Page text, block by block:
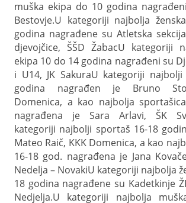
muška ekipa do 10 godina
Bestovje.U kategoriji najbolja
godina nagrađene su Atletska
djevojčice, ŠŠD ŽabacU kategoriji
ekipa 10 do 14 godina nagrađeni su
i U14, JK SakuraU kategoriji najbolji
godina nagrađen je Bruno
Domenica, a kao najbolja
nagrađena je Sara Arlavi, ŠK
kategoriji najbolji sportaš 16-18
Mateo Raič, KKK Domenica, a kao
16-18 god. nagrađena je Jana
Nedelja – NovakiU kategoriji najbolja
18 godina nagrađene su Kadetkinje
Nedjelja.U kategoriji najbolja